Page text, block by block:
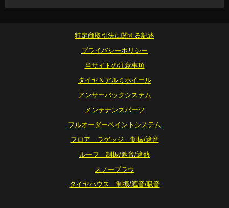
特定商取引法に関する記述
プライバシーポリシー
当サイトの注意事項
タイヤ＆アルミホイール
アンサーバックシステム
メンテナンスパーツ
フルオーダーペイントシステム
フロア ラゲッジ 制振/遮音
ルーフ 制振/遮音/遮熱
スノープラウ
タイヤハウス 制振/遮音/吸音